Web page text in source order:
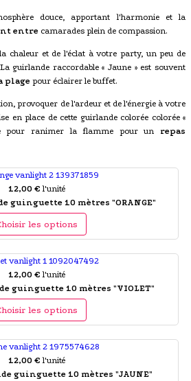
douce, apportant l'harmonie et la
entre camarades plein de compassion.
chaleur et de l'éclat à votre party, un peu de
guirlande raccordable « Jaune » est souvent
plage pour éclairer le buffet.
provoquer de l'ardeur et de l'énergie à votre
en place de cette guirlande colorée colorée «
pour ranimer la flamme pour un repas
12,00 € l'unité
guinguette 10 mètres "ORANGE"
les options
12,00 € l'unité
guinguette 10 mètres "VIOLET"
les options
12,00 € l'unité
guinguette 10 mètres "JAUNE"